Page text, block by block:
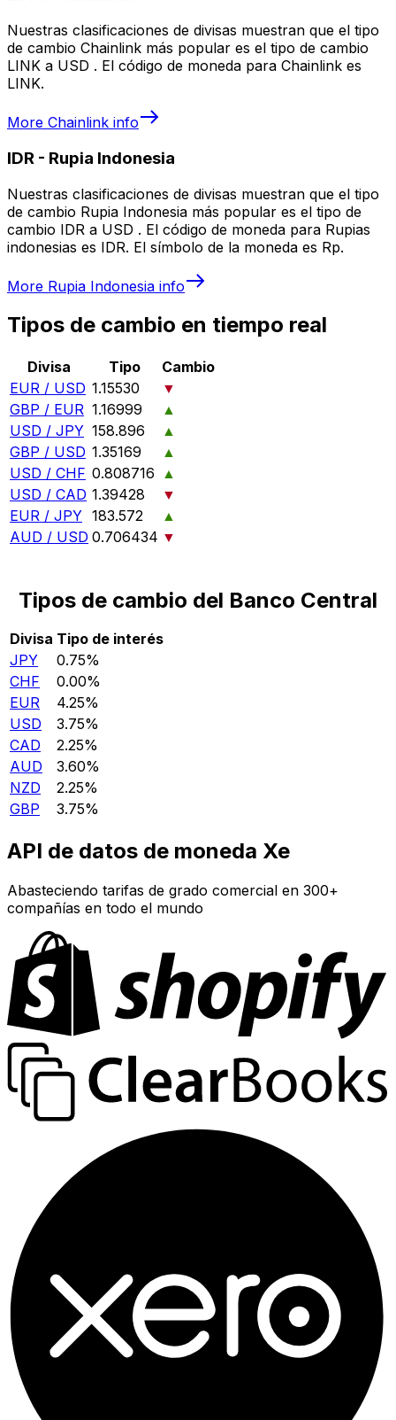
Nuestras clasificaciones de divisas muestran que el tipo
de cambio Chainlink más popular es el tipo de cambio
LINK a USD . El código de moneda para Chainlink es
LINK.
More Chainlink info
IDR - Rupia Indonesia
Nuestras clasificaciones de divisas muestran que el tipo
de cambio Rupia Indonesia más popular es el tipo de
cambio IDR a USD . El código de moneda para Rupias
indonesias es IDR. El símbolo de la moneda es Rp.
More Rupia Indonesia info
Tipos de cambio en tiempo real
Divisa Tipo
Cambio
EUR / USD 1.15530
▼
GBP / EUR 1.16999
▲
USD / JPY 158.896
▲
GBP / USD 1.35169
▲
USD / CHF 0.808716 ▲
USD / CAD 1.39428
▼
EUR / JPY 183.572
▲
AUD / USD 0.706434 ▼
Tipos de cambio del Banco Central
Divisa Tipo de interés
JPY
0.75%
CHF
0.00%
EUR
4.25%
USD
3.75%
CAD
2.25%
AUD
3.60%
NZD
2.25%
GBP
3.75%
API de datos de moneda Xe
Abasteciendo tarifas de grado comercial en 300+
compañías en todo el mundo